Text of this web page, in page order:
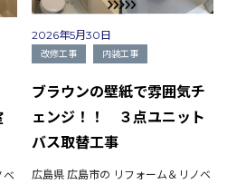
ベ
2026年5月30日
改修工事 内装工事
ブラウンの壁紙で雰囲気チ
ェンジ！！ ３点ユニット
バス取替工事
広島県 広島市の リフォーム＆リノベ